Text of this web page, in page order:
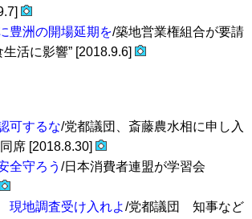
豊洲の開場延期を/築地営業権組合が要請
生活に影響” [2018.9.6]
可するな/党都議団、斎藤農水相に申し入
席 [2018.8.30]
全守ろう /日本消費者連盟が学習会
地調査受け入れよ/党都議団 知事など